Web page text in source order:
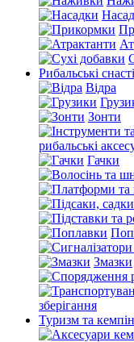
Рибальські
Відра
Зонти
рибальські
Гачки
Змазки
зберігання
Туризм та